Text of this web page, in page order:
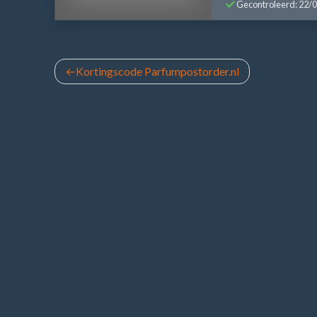
Gecontroleerd: 22/
Bericht
Kortingscode Parfumpostorder.nl